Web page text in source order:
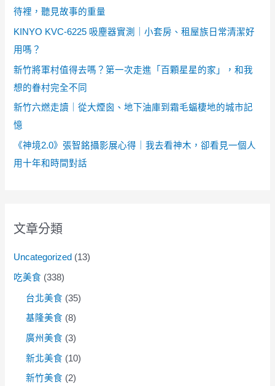
待裡，聽見故事的重量
KINYO KVC-6225 吸塵器實測｜小套房、租屋族日常清潔好
用嗎？
新竹將軍村值得去嗎？第一次走進「百顆星星的家」，和我
想的眷村完全不同
新竹六燃走讀｜從大煙囪、地下油庫到霜毛蝠棲地的城市記
憶
《神境2.0》張智銘攝影展心得｜我去看神木，卻看見一個人
用十年和時間對話
文章分類
Uncategorized (13)
吃美食 (338)
台北美食 (35)
基隆美食 (8)
廣州美食 (3)
新北美食 (10)
新竹美食 (2)